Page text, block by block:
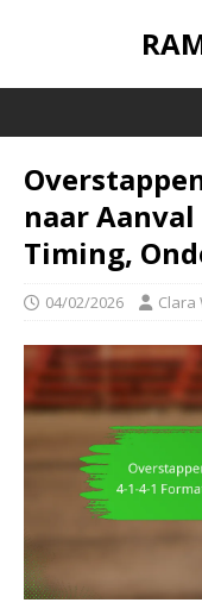
naar
Timing,
04/02/2026 Clara